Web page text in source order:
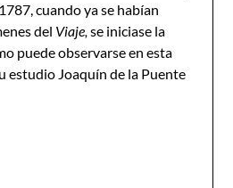
cuando ya se habían
del Viaje,se iniciase la
puede observarse en esta
estudio Joaquín de la Puente